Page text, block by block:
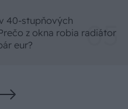
40-stupňových
z okna robia radiátor
eur?